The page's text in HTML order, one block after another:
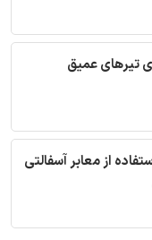
تیرهای عمیق
از معابر آسفالتی